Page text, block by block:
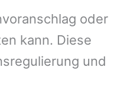
oder
kann. Diese
und